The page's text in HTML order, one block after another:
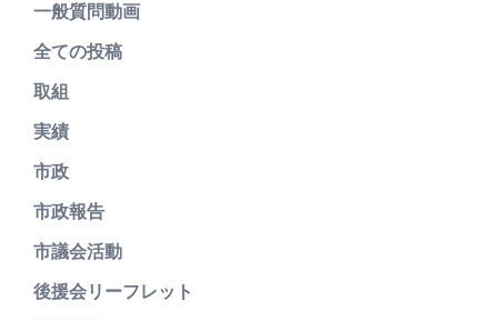
一般質問動画
全ての投稿
取組
実績
市政
市政報告
市議会活動
後援会リーフレット